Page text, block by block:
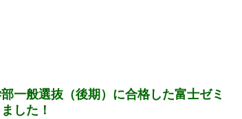
一般選抜（後期）に合格した富士ゼミ
した！